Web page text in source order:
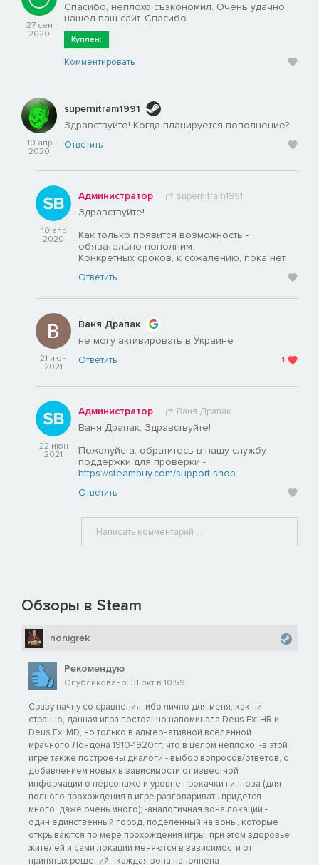
27 сен
2020
Спасибо, неплохо съэкономил. Очень удачно
нашел ваш сайт. Спасибо.
Куплен:
Комментировать
10 апр
2020
supernitram1991
Здравствуйте! Когда планируется пополнение?
Ответить
10 апр
2020
Администратор supernitram1991
Здравствуйте!
Как только появится возможность -
обязательно пополним.
Конкретных сроков, к сожалению, пока нет.
Ответить
21 июн
2021
Ваня Драпак
не могу активировать в Украине
Ответить 1
22 июн
2021
Администратор Ваня Драпак
Ваня Драпак, Здравствуйте!
Пожалуйста, обратитесь в нашу службу
поддержки для проверки -
https://steambuy.com/support-shop
Ответить
Обзоры в Steam
nonigrek
Рекомендую
Опубликовано: 31 окт в 10:59
Сразу начну со сравнения, ибо лично для меня, как ни
странно, данная игра постоянно напоминала Deus Ex: HR и
Deus Ex: MD, но только в альтернативной вселенной
мрачного Лондона 1910-1920гг, что в целом неплохо. -в этой
игре также построены диалоги - выбор вопросов/ответов, с
добавлением новых в зависимости от известной
информации о персонаже и уровне прокачки гипноза (для
полного прохождения в игре разговаривать придется
много, даже очень много); -аналогичная зона локаций -
один единственный город, поделенный на зоны, которые
открываются по мере прохождения игры, при этом здоровье
жителей и сами локации меняются в зависимости от
принятых решений; -каждая зона наполнена